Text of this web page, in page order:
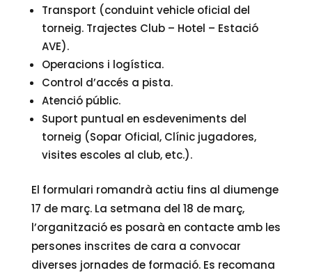
Transport (conduint vehicle oficial del
torneig. Trajectes Club – Hotel – Estació
AVE).
Operacions i logística.
Control d’accés a pista.
Atenció públic.
Suport puntual en esdeveniments del
torneig (Sopar Oficial, Clínic jugadores,
visites escoles al club, etc.).
El formulari romandrà actiu fins al diumenge
17 de març. La setmana del 18 de març,
l’organització es posarà en contacte amb les
persones inscrites de cara a convocar
diverses jornades de formació. Es recomana